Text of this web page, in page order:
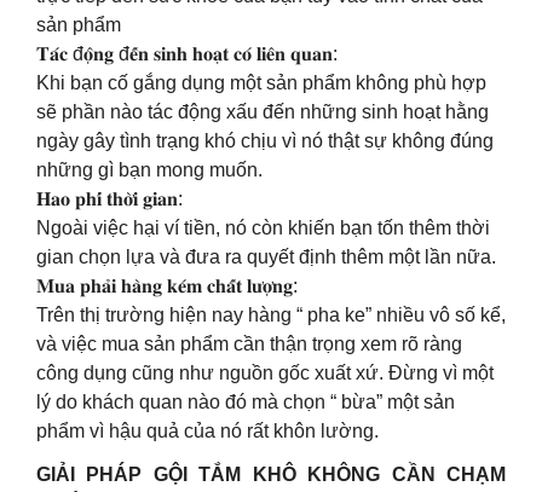
sản phẩm
𝐓𝐚́𝐜 đ𝐨̣̂𝐧𝐠 đ𝐞̂́𝐧 𝐬𝐢𝐧𝐡 𝐡𝐨𝐚̣𝐭 𝐜𝐨́ 𝐥𝐢𝐞̂𝐧 𝐪𝐮𝐚𝐧:
Khi bạn cố gắng dụng một sản phẩm không phù hợp
sẽ phần nào tác động xấu đến những sinh hoạt hằng
ngày gây tình trạng khó chịu vì nó thật sự không đúng
những gì bạn mong muốn.
𝐇𝐚𝐨 𝐩𝐡𝐢́ 𝐭𝐡𝐨̛̀𝐢 𝐠𝐢𝐚𝐧:
Ngoài việc hại ví tiền, nó còn khiến bạn tốn thêm thời
gian chọn lựa và đưa ra quyết định thêm một lần nữa.
𝐌𝐮𝐚 𝐩𝐡𝐚̉𝐢 𝐡𝐚̀𝐧𝐠 𝐤𝐞́𝐦 𝐜𝐡𝐚̂́𝐭 𝐥𝐮̛𝐨̛̣𝐧𝐠:
Trên thị trường hiện nay hàng “ pha ke” nhiều vô số kể,
và việc mua sản phẩm cần thận trọng xem rõ ràng
công dụng cũng như nguồn gốc xuất xứ. Đừng vì một
lý do khách quan nào đó mà chọn “ bừa” một sản
phẩm vì hậu quả của nó rất khôn lường.
GIẢI PHÁP GỘI TẮM KHÔ KHÔNG CẦN CHẠM